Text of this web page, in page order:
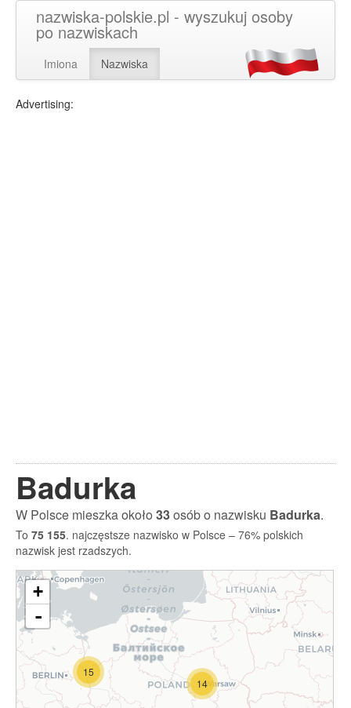
nazwiska-polskie.pl - wyszukuj osoby
po nazwiskach
Imiona Nazwiska
Advertising:
Badurka
W Polsce mieszka około33osób o nazwisku Badurka.
To 75 155. najczęstsze nazwisko w Polsce – 76% polskich
nazwisk jest rzadszych.
14
15
+
-